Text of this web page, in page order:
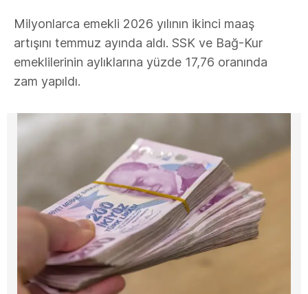
Milyonlarca emekli 2026 yılının ikinci maaş
artışını temmuz ayında aldı. SSK ve Bağ-Kur
emeklilerinin aylıklarına yüzde 17,76 oranında
zam yapıldı.